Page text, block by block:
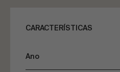
CARACTERÍSTICAS
Ano